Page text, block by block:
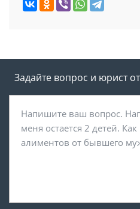
Задайте вопрос и юрист